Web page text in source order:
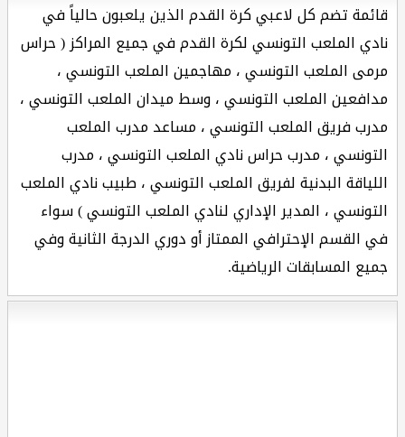
قائمة تضم كل لاعبي كرة القدم الذين يلعبون حالياً في
نادي الملعب التونسي لكرة القدم في جميع المراكز ( حراس
مرمى الملعب التونسي ، مهاجمين الملعب التونسي ،
مدافعين الملعب التونسي ، وسط ميدان الملعب التونسي ،
مدرب فريق الملعب التونسي ، مساعد مدرب الملعب
التونسي ، مدرب حراس نادي الملعب التونسي ، مدرب
اللياقة البدنية لفريق الملعب التونسي ، طبيب نادي الملعب
التونسي ، المدير الإداري لنادي الملعب التونسي ) سواء
في القسم الإحترافي الممتاز أو دوري الدرجة الثانية وفي
جميع المسابقات الرياضية.